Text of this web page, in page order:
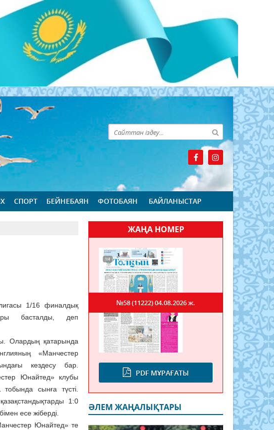
СПОРТ БЕЙНЕБАЯН ФОТОБАЯН БАЙЛАНЫСТАР
1/16 финалдық
басталды, деп
Олардың қатарында
«Манчестер
кездесу бар.
Юнайтед» клубы
сынға түсті.
1:0
есе жіберді.
Юнайтед» те
ЖАҢА НОМЕР
PDF МҰРАҒАТЫ
№58 (11222)04.08.2026 ж.
ӘЛЕМ ЖАҢАЛЫҚТАРЫ